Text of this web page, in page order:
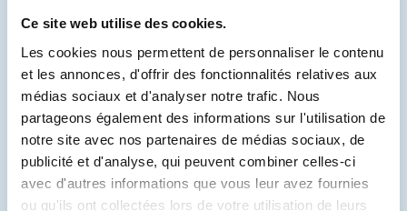
Ce site web utilise des cookies.
Les cookies nous permettent de personnaliser le contenu
et les annonces, d'offrir des fonctionnalités relatives aux
médias sociaux et d'analyser notre trafic. Nous
partageons également des informations sur l'utilisation de
notre site avec nos partenaires de médias sociaux, de
publicité et d'analyse, qui peuvent combiner celles-ci
avec d'autres informations que vous leur avez fournies
ou qu'ils ont collectées lors de votre utilisation de leurs
DE GWEN SERVICE ET G
MOTEUR SERVICE
Télécharger ci-joint le fichier en PDF.
CGD Gwen Service PDF